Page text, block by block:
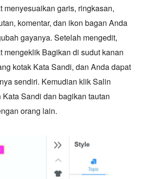
menyesuaikan garis, ringkasan,
komentar, dan ikon bagan Anda
gayanya. Setelah mengedit,
mengeklik Bagikan di sudut kanan
kotak Kata Sandi, dan Anda dapat
sendiri. Kemudian klik Salin
Kata Sandi dan bagikan tautan
orang lain.